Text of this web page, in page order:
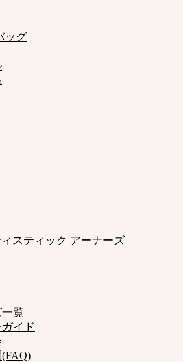
ッグ
スティック アーナーズ
一覧
イド